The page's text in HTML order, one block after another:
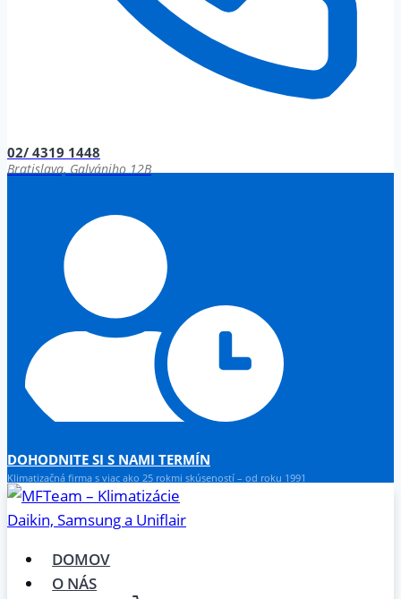
02/ 4319 1448
Bratislava, Galvániho 12B
DOHODNITE SI S NAMI TERMÍN
Klimatizačná firma s viac ako 25 rokmi skúseností – od roku 1991
DOMOV
O NÁS